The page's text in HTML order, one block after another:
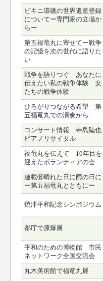
ビキニ環礁の世界遺産登録
についてー専門家の立場か
らー
第五福竜丸に寄せてー戦争
の記憶を次の世代に語りた
い
戦争を語りつぐ あなたに
伝えたい私の戦争体験 女
たちの戦争体験
ひろがりつながる希望 第
五福竜丸での演奏から
コンサート情報 寺島陸也
ピアノリサイタル
福竜丸を伝えて 10年目を
迎えたボランティアの会
連載⑥晴れた日に雨の日に
ー第五福竜丸とともにー
焼津平和記念シンポジウム
都庁で原爆展
平和のための博物館 市民
ネットワーク全国交流会
丸木美術館で福竜丸展